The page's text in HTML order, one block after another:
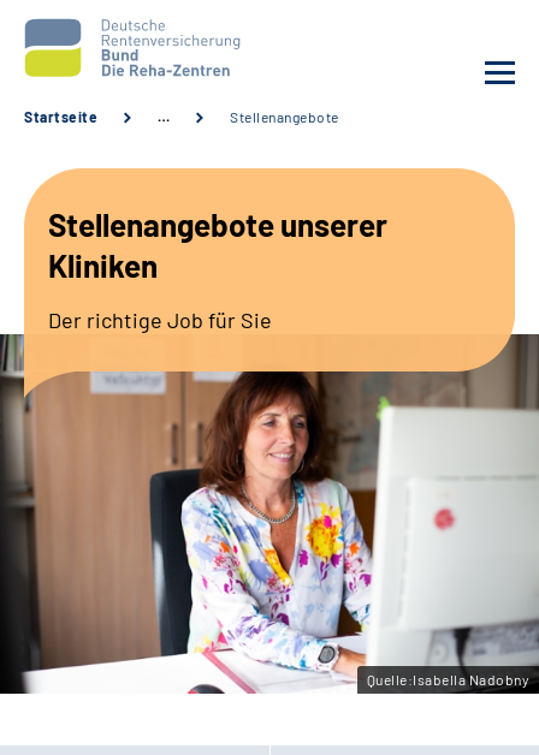
Unsere Kliniken
Sozialdienste & Zuweisende
Erweiterte Suche
Gebärdensprache
Leichte Sprache
Startseite … Stellenangebote
Stellenangebote unserer
Kliniken
Der richtige Job für Sie
Quelle:Isabella Nadobny